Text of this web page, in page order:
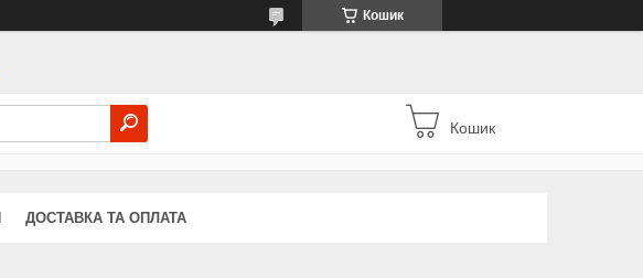
Кошик
Кошик
ДОСТАВКА ТА ОПЛАТА